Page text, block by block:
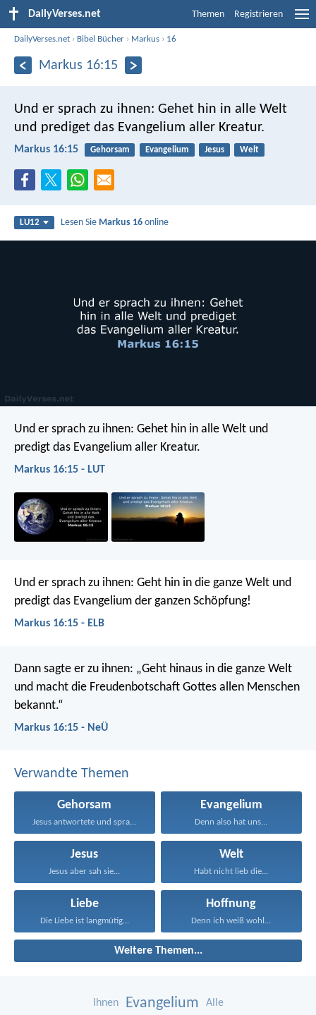
DailyVerses.net Themen Registrieren
DailyVerses.net › Bibel Bücher › Markus › 16
Markus 16:15
Und er sprach zu ihnen: Gehet hin in alle Welt
und prediget das Evangelium aller Kreatur.
Markus 16:15 Gehorsam Evangelium Jesus Welt
LU12 Lesen Sie Markus 16 online
Und er sprach zu ihnen: Gehet hin in alle Welt und
predigt das Evangelium aller Kreatur.
Markus 16:15 - LUT
Und er sprach zu ihnen: Geht hin in die ganze Welt und
predigt das Evangelium der ganzen Schöpfung!
Markus 16:15 - ELB
Dann sagte er zu ihnen: „Geht hinaus in die ganze Welt
und macht die Freudenbotschaft Gottes allen Menschen
bekannt.“
Markus 16:15 - NeÜ
Verwandte Themen
Gehorsam
Jesus antwortete und sprach...
Evangelium
Denn also hat uns...
Jesus
Jesus aber sah sie...
Welt
Habt nicht lieb die...
Liebe
Die Liebe ist langmütig...
Hoffnung
Denn ich weiß wohl...
Weitere Themen...
Ihnen Evangelium Alle